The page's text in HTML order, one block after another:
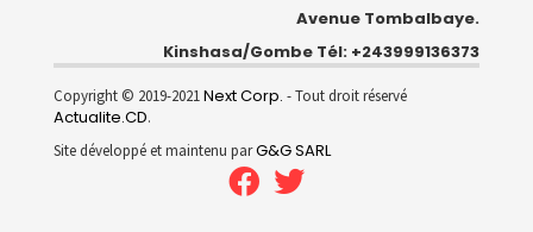
Avenue Tombalbaye.
Kinshasa/Gombe Tél: +243999136373
Copyright © 2019-2021Next Corp. - Tout droit réservé
Actualite.CD.
Site développé et maintenu parG&G SARL